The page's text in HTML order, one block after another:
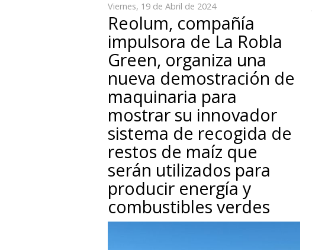
Viernes, 19 de Abril de 2024
Reolum, compañía
impulsora de La Robla
Green, organiza una
nueva demostración de
maquinaria para
mostrar su innovador
sistema de recogida de
restos de maíz que
serán utilizados para
producir energía y
combustibles verdes